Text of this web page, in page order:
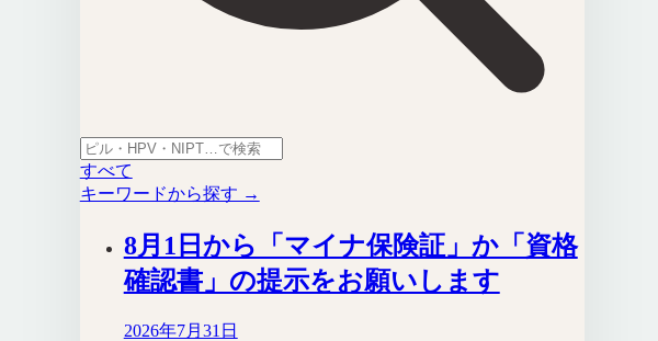
すべて
キーワードから探す →
8月1日から「マイナ保険証」か「資格
確認書」の提示をお願いします
2026年7月31日